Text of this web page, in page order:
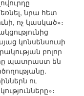
նրա հետ
ոչ կասկած»։
կոնսենսուսի
բոլոր
պատրաստ են
ու